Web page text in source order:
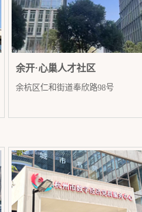
余开·心巢人才社区
余杭区仁和街道奉欣路98号